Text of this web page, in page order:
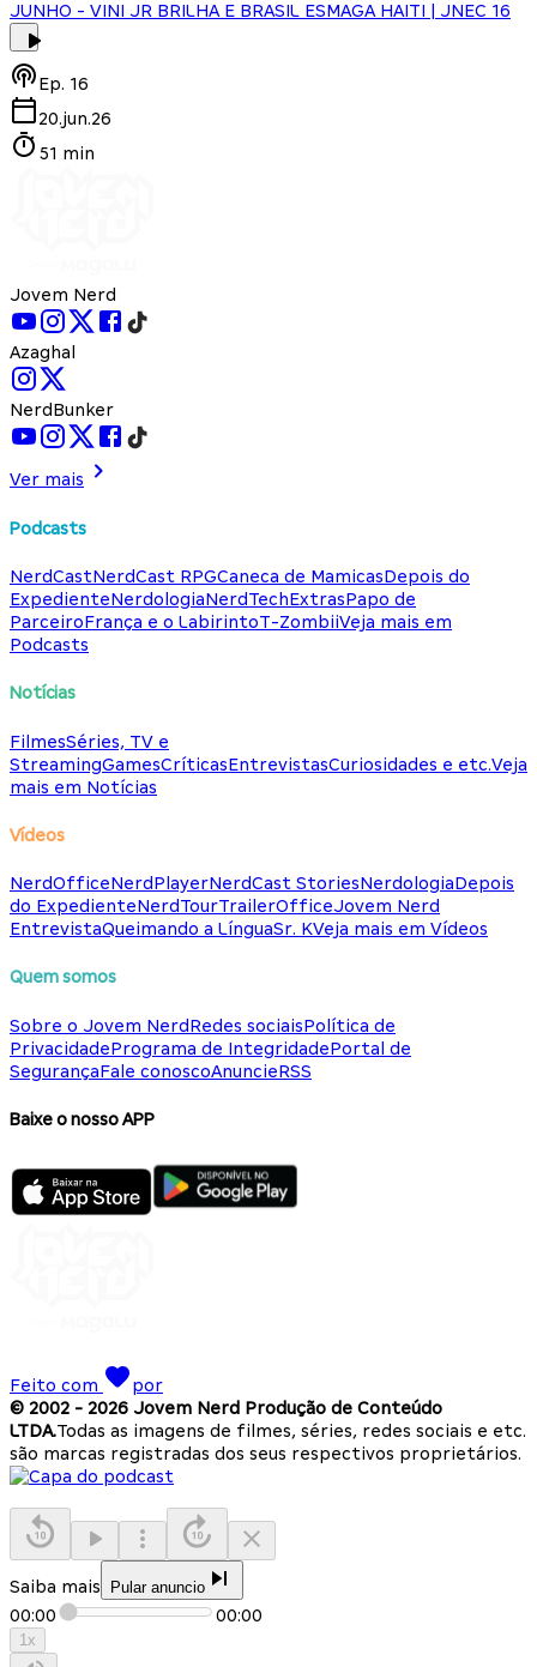
JUNHO - VINI JR BRILHA E BRASIL ESMAGA HAITI | JNEC 16
Ep. 16
20.jun.26
51 min
Jovem Nerd
Azaghal
NerdBunker
Ver mais
Podcasts
NerdCastNerdCast RPGCaneca de MamicasDepois do
ExpedienteNerdologiaNerdTechExtrasPapo de
ParceiroFrança e o LabirintoT-ZombiiVeja mais em
Podcasts
Notícias
FilmesSéries, TV e
StreamingGamesCríticasEntrevistasCuriosidades e etc.Veja
mais em Notícias
Vídeos
NerdOfficeNerdPlayerNerdCast StoriesNerdologiaDepois
do ExpedienteNerdTourTrailerOfficeJovem Nerd
EntrevistaQueimando a LínguaSr. KVeja mais em Vídeos
Quem somos
Sobre o Jovem NerdRedes sociaisPolítica de
PrivacidadePrograma de IntegridadePortal de
SegurançaFale conoscoAnuncieRSS
Baixe o nosso APP
Feito com
por
© 2002 - 2026 Jovem Nerd Produção de Conteúdo
LTDA.Todas as imagens de filmes, séries, redes sociais e etc.
são marcas registradas dos seus respectivos proprietários.
Saiba mais Pular anuncio
00:00 00:00
1x